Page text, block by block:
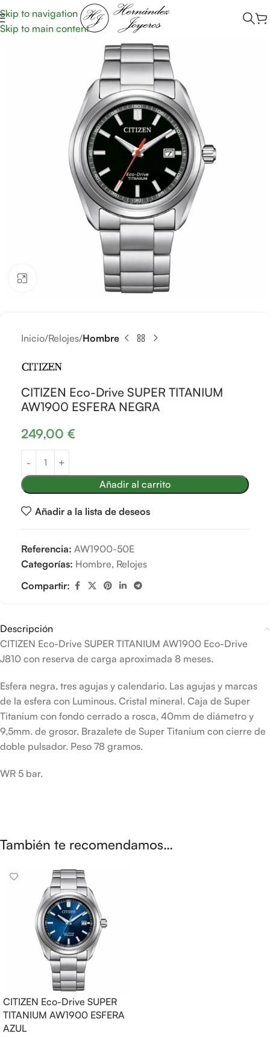
Skip to navigation
Skip to main content
Clic para ampliar
Inicio Relojes Hombre
CITIZEN Eco-Drive SUPER TITANIUM
AW1900 ESFERA NEGRA
249,00 €
Añadir al carrito
Añadir a la lista de deseos
Referencia: AW1900-50E
Categorías: Hombre, Relojes
Compartir:
Descripción
CITIZEN Eco-Drive SUPER TITANIUM AW1900 Eco-Drive
J810 con reserva de carga aproximada 8 meses.
Esfera negra, tres agujas y calendario. Las agujas y marcas
de la esfera con Luminous. Cristal mineral. Caja de Super
Titanium con fondo cerrado a rosca, 40mm de diámetro y
9,5mm. de grosor. Brazalete de Super Titanium con cierre de
doble pulsador. Peso 78 gramos.
WR 5 bar.
También te recomendamos…
CITIZEN Eco-Drive SUPER
TITANIUM AW1900 ESFERA
AZUL